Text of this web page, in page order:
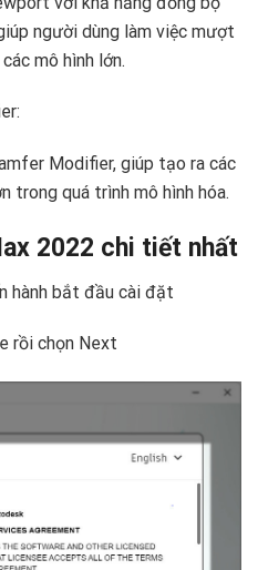
người dùng làm việc mượt
mô hình lớn.
Modifier, giúp tạo ra các
trong quá trình mô hình hóa.
2022 chi tiết nhất
hành bắt đầu cài đặt
rồi chọn Next